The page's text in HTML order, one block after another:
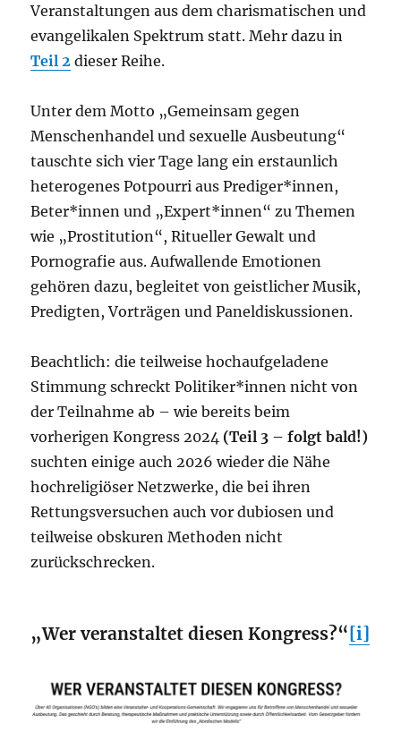
Veranstaltungen aus dem charismatischen und
evangelikalen Spektrum statt. Mehr dazu in
Teil 2 dieser Reihe.
Unter dem Motto „Gemeinsam gegen
Menschenhandel und sexuelle Ausbeutung“
tauschte sich vier Tage lang ein erstaunlich
heterogenes Potpourri aus Prediger*innen,
Beter*innen und „Expert*innen“ zu Themen
wie „Prostitution“, Ritueller Gewalt und
Pornografie aus. Aufwallende Emotionen
gehören dazu, begleitet von geistlicher Musik,
Predigten, Vorträgen und Paneldiskussionen.
Beachtlich: die teilweise hochaufgeladene
Stimmung schreckt Politiker*innen nicht von
der Teilnahme ab – wie bereits beim
vorherigen Kongress 2024 (Teil 3 – folgt bald!)
suchten einige auch 2026 wieder die Nähe
hochreligiöser Netzwerke, die bei ihren
Rettungsversuchen auch vor dubiosen und
teilweise obskuren Methoden nicht
zurückschrecken.
„Wer veranstaltet diesen Kongress?“[i]